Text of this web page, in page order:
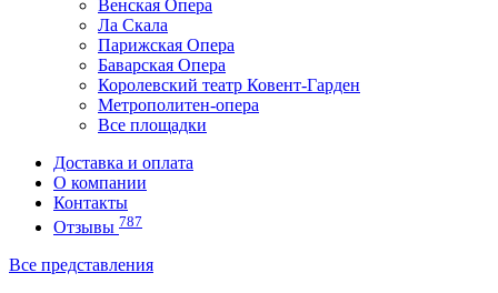
Венская Опера
Ла Скала
Парижская Опера
Баварская Опера
Королевский театр Ковент-Гарден
Метрополитен-опера
Все площадки
Доставка и оплата
О компании
Контакты
Отзывы 787
Все представления